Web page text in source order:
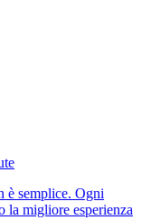
è semplice. Ogni
la migliore esperienza